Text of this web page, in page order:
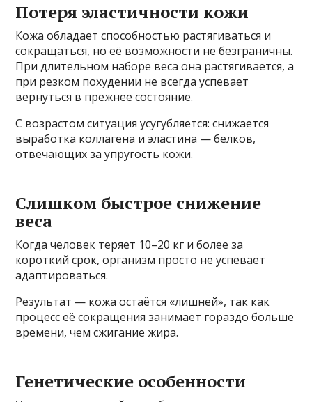
Потеря эластичности кожи
Кожа обладает способностью растягиваться и
сокращаться, но её возможности не безграничны.
При длительном наборе веса она растягивается, а
при резком похудении не всегда успевает
вернуться в прежнее состояние.
С возрастом ситуация усугубляется: снижается
выработка коллагена и эластина — белков,
отвечающих за упругость кожи.
Слишком быстрое снижение
веса
Когда человек теряет 10–20 кг и более за
короткий срок, организм просто не успевает
адаптироваться.
Результат — кожа остаётся «лишней», так как
процесс её сокращения занимает гораздо больше
времени, чем сжигание жира.
Генетические особенности